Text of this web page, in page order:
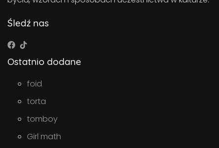
Śledź nas
Ostatnio dodane
foid
torta
tomboy
Girl math